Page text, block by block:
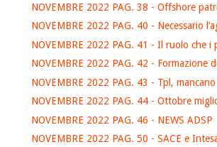
NOVEMBRE 2022 PAG. 38 - Offshore
NOVEMBRE 2022 PAG. 40 - Necessario
NOVEMBRE 2022 PAG. 41 - Il ruolo che i
NOVEMBRE 2022 PAG. 42 - Formazione
NOVEMBRE 2022 PAG. 43 - Tpl,
NOVEMBRE 2022 PAG. 44 - Ottobre
NOVEMBRE 2022 PAG. 46 - NEWS ADSP
NOVEMBRE 2022 PAG. 50 - SACE e